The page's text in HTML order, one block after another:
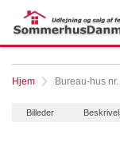
Hjem Bureau-hus
Billeder